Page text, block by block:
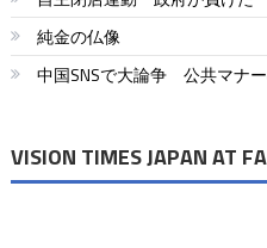
シ
ョ
純金の仏像
中国SNSで大論争 公共マナ
VISION TIMES JAPAN AT